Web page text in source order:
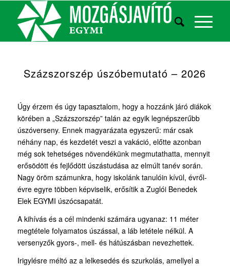
Százszorszép úszóbemutató – 2026
Úgy érzem és úgy tapasztalom, hogy a hozzánk járó diákok
körében a „Százszorszép” talán az egyik legnépszerűbb
úszóverseny. Ennek magyarázata egyszerű: már csak
néhány nap, és kezdetét veszi a vakáció, előtte azonban
még sok tehetséges növendékünk megmutathatta, mennyit
erősödött és fejlődött úszástudása az elmúlt tanév során.
Nagy öröm számunkra, hogy iskolánk tanulóin kívül, évről-
évre egyre többen képviselik, erősítik a Zuglói Benedek
Elek EGYMI úszócsapatát.
A kihívás és a cél mindenki számára ugyanaz: 11 méter
megtétele folyamatos úszással, a láb letétele nélkül. A
versenyzők gyors-, mell- és hátúszásban nevezhettek.
Irigylésre méltó az a lelkesedés és szurkolás, amellyel a